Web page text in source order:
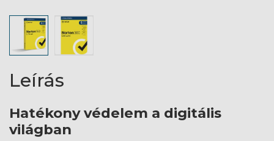
Leírás
Hatékony védelem a digitális
világban